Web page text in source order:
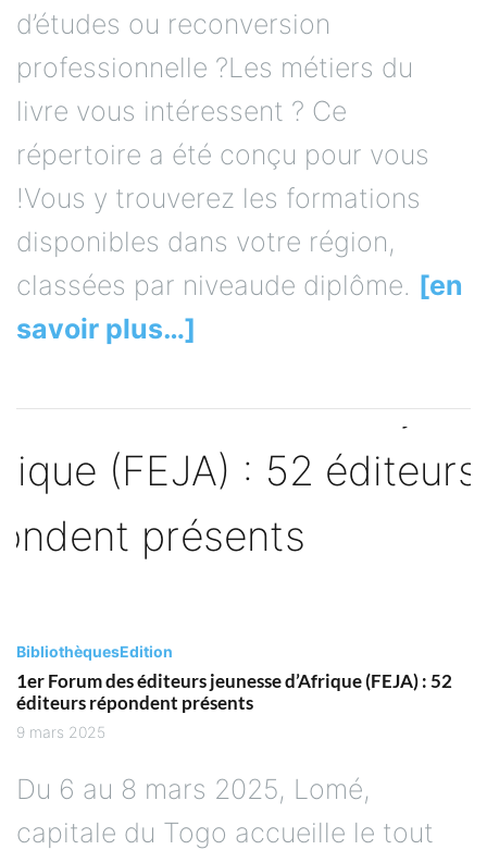
d’études ou reconversion
professionnelle ?Les métiers du
livre vous intéressent ? Ce
répertoire a été conçu pour vous
!Vous y trouverez les formations
disponibles dans votre région,
classées par niveaude diplôme. [en
savoir plus…]
BibliothèquesEdition
1er Forum des éditeurs jeunesse d’Afrique (FEJA) : 52
éditeurs répondent présents
9 mars 2025
Du 6 au 8 mars 2025, Lomé,
capitale du Togo accueille le tout